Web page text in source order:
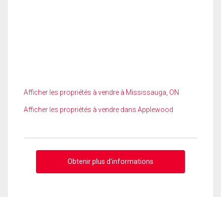
Afficher les propriétés à vendre à Mississauga, ON
Afficher les propriétés à vendre dans Applewood
Obtenir plus d'informations